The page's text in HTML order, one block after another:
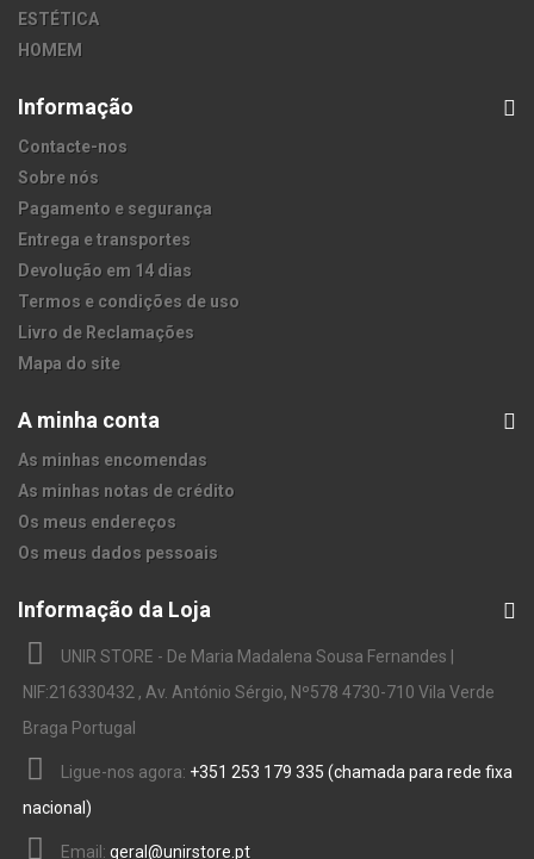
ESTÉTICA
HOMEM
Informação
Contacte-nos
Sobre nós
Pagamento e segurança
Entrega e transportes
Devolução em 14 dias
Termos e condições de uso
Livro de Reclamações
Mapa do site
A minha conta
As minhas encomendas
As minhas notas de crédito
Os meus endereços
Os meus dados pessoais
Informação da Loja
UNIR STORE - De Maria Madalena Sousa Fernandes |
NIF:216330432 , Av. António Sérgio, Nº578 4730-710 Vila Verde
Braga Portugal
Ligue-nos agora: +351 253 179 335 (chamada para rede fixa
nacional)
Email: geral@unirstore.pt